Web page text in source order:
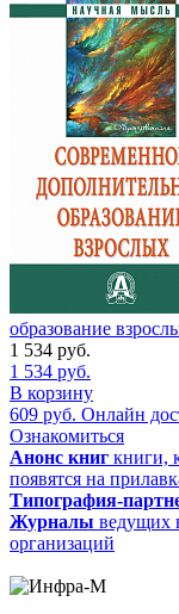
образование
1 534 руб.
1 534 руб.
В корзину
609 руб. Онлайн
Ознакомиться
Анонс книг книги,
появятся на
Типография-
Журналы ведущих
организаций